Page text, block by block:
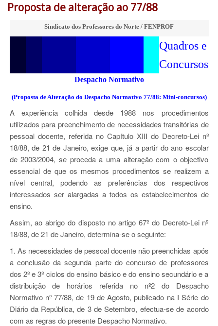
Proposta de alteração ao 77/88
Sindicato dos Professores do Norte / FENPROF
Quadros e
Concursos
Despacho Normativo
(Proposta de Alteração do Despacho Normativo 77/88: Mini-concursos)
A experiência colhida desde 1988 nos procedimentos
utilizados para preenchimento de necessidades transitórias de
pessoal docente, referida no Capítulo XIII do Decreto-Lei nº
18/88, de 21 de Janeiro, exige que, já a partir do ano escolar
de 2003/2004, se proceda a uma alteração com o objectivo
essencial de que os mesmos procedimentos se realizem a
nível central, podendo as preferências dos respectivos
interessados ser alargadas a todos os estabelecimentos de
ensino.
Assim, ao abrigo do disposto no artigo 67º do Decreto-Lei nº
18/88, de 21 de Janeiro, determina-se o seguinte:
1. As necessidades de pessoal docente não preenchidas após
a conclusão da segunda parte do concurso de professores
dos 2º e 3º ciclos do ensino básico e do ensino secundário e a
distribuição de horários referida no nº2 do Despacho
Normativo nº 77/88, de 19 de Agosto, publicado na I Série do
Diário da República, de 3 de Setembro, efectua-se de acordo
com as regras do presente Despacho Normativo.